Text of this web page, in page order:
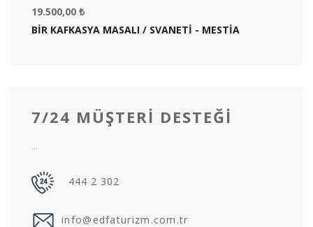
19.500,00 ₺
BİR KAFKASYA MASALI / SVANETİ - MESTİA
7/24 MÜŞTERI DESTEĞI
...
444 2 302
info@edfaturizm.com.tr